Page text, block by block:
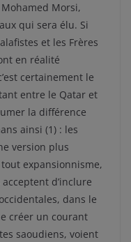
Morsi,
qui sera élu. Si
et les Frères
en réalité
certainement le
entre le Qatar et
la différence
ainsi (1) : les
version plus
expansionnisme,
d’inclure
dans le
créer un courant
saoudiens, voient